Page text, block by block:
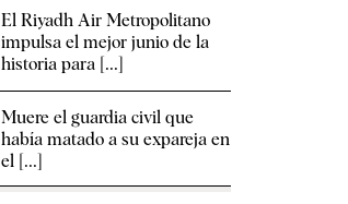
El Riyadh Air Metropolitano
impulsa el mejor junio de la
historia para [...]
Muere el guardia civil que
había matado a su expareja en
el [...]